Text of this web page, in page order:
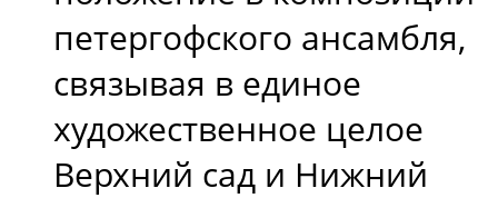
петергофского ансамбля,
связывая в единое
художественное целое
Верхний сад и Нижний